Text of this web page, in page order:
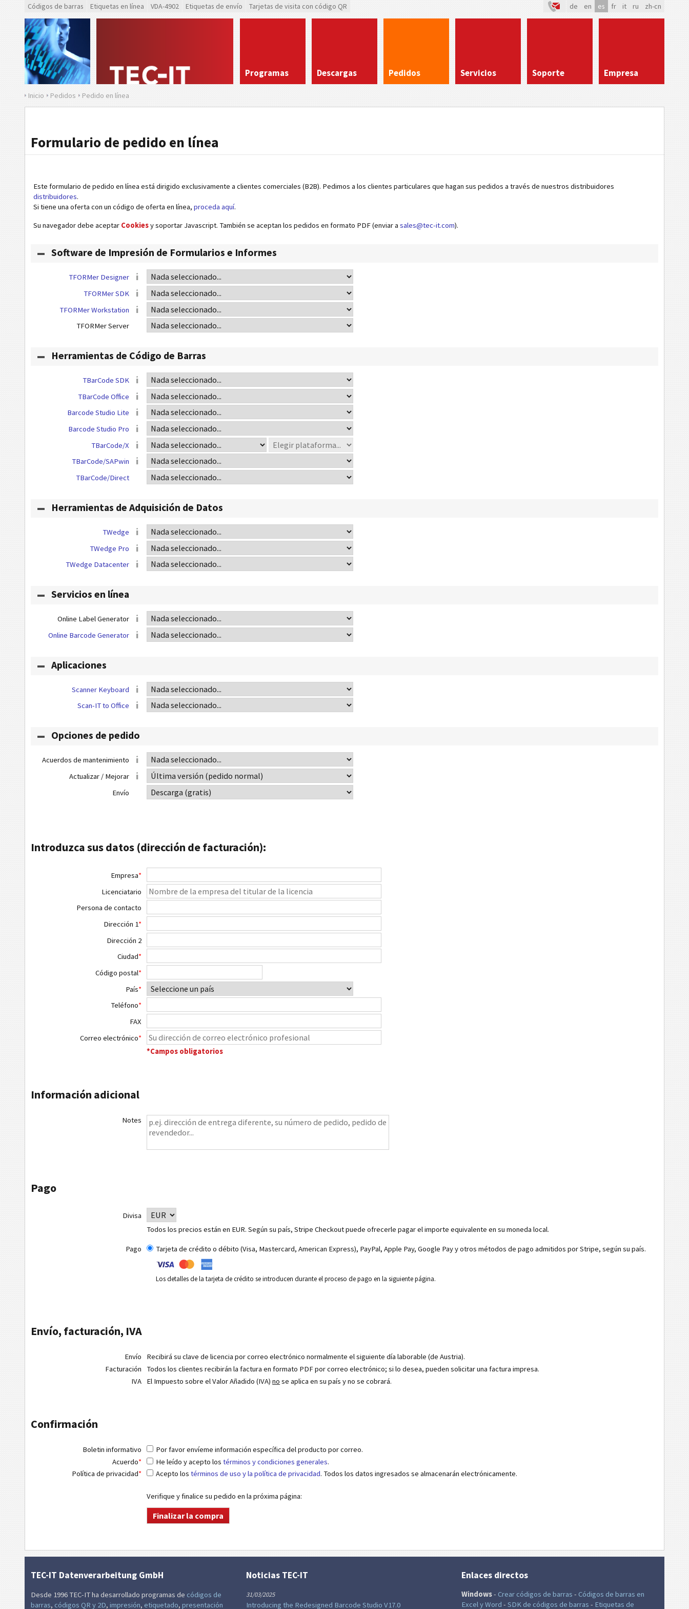
Códigos de barras Etiquetas en línea VDA-4902 Etiquetas de envío Tarjetas de visita con código QR de en es fr it ru zh-cn
Programas Descargas Pedidos Servicios Soporte Empresa
Inicio Pedidos Pedido en línea
Formulario de pedido en línea
Este formulario de pedido en línea está dirigido exclusivamente a clientes comerciales (B2B). Pedimos a los clientes particulares que hagan sus pedidos a través de nuestros distribuidores
distribuidores.
Si tiene una oferta con un código de oferta en línea, proceda aquí.
Su navegador debe aceptar Cookiesy soportar Javascript. También se aceptan los pedidos en formato PDF (enviar a sales@tec-it.com).
Software de Impresión de Formularios e Informes
TFORMer Designer
TFORMer SDK
TFORMer Workstation
TFORMer Server
Herramientas de Código de Barras
TBarCode SDK
TBarCode Office
Barcode Studio Lite
Barcode Studio Pro
TBarCode/X
TBarCode/SAPwin
TBarCode/Direct
Herramientas de Adquisición de Datos
TWedge
TWedge Pro
TWedge Datacenter
Servicios en línea
Online Label Generator
Online Barcode Generator
Aplicaciones
Scanner Keyboard
Scan-IT to Office
Opciones de pedido
Acuerdos de mantenimiento
Actualizar / Mejorar
Envío
Introduzca sus datos (dirección de facturación):
Empresa*
Licenciatario
Persona de contacto
Dirección 1*
Dirección 2
Ciudad*
Código postal*
País*
Teléfono*
FAX
Correo electrónico*
*Campos obligatorios
Información adicional
Notes
Pago
Divisa
Todos los precios están en EUR. Según su país, Stripe Checkout puede ofrecerle pagar el importe equivalente en su moneda local.
Pago Tarjeta de crédito o débito (Visa, Mastercard, American Express), PayPal, Apple Pay, Google Pay y otros métodos de pago admitidos por Stripe, según su país.
Los detalles de la tarjeta de crédito se introducen durante el proceso de pago en la siguiente página.
Envío, facturación, IVA
Envío
Recibirá su clave de licencia por correo electrónico normalmente el siguiente día laborable (de Austria).
Facturación
Todos los clientes recibirán la factura en formato PDF por correo electrónico; si lo desea, pueden solicitar una factura impresa.
IVA
El Impuesto sobre el Valor Añadido (IVA)no se aplica en su país y no se cobrará.
Confirmación
Boletin informativo
Por favor envíeme información específica del producto por correo.
Acuerdo* He leído y acepto los términos y condiciones generales.
Política de privacidad* Acepto los términos de uso y la política de privacidad. Todos los datos ingresados se almacenarán electrónicamente.
Verifique y finalice su pedido en la próxima página:
TEC-IT Datenverarbeitung GmbH
Desde 1996 TEC-IT ha desarrollado programas de códigos de
barras, códigos QR y 2D, impresión, etiquetado, presentación
Noticias TEC-IT
31/03/2025
Introducing the Redesigned Barcode Studio V17.0
Enlaces directos
Windows- Crear códigos de barras - Códigos de barras en
Excely Word - SDK de códigos de barras - Etiquetas de